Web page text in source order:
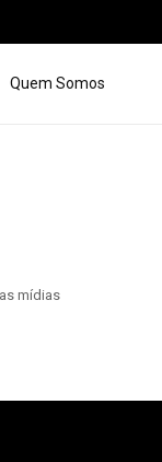
Quem Somos
mídias